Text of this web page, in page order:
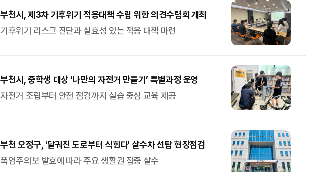
부천시, 제3차 기후위기 적응대책 수립 위한 의견수렴회 개최
기후위기 리스크 진단과 실효성 있는 적응 대책 마련
부천시, 중학생 대상 ‘나만의 자전거 만들기’ 특별과정 운영
자전거 조립부터 안전 점검까지 실습 중심 교육 제공
부천 오정구, '달궈진 도로부터 식힌다' 살수차 선탑 현장점검
폭염주의보 발효에 따라 주요 생활권 집중 살수